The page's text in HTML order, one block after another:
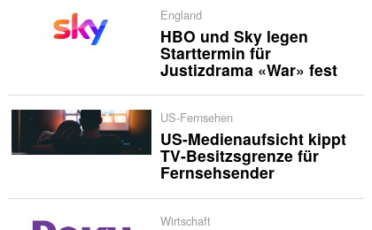
England
HBO und Sky legen
Starttermin für
Justizdrama «War» fest
US-Fernsehen
US-Medienaufsicht kippt
TV-Besitzsgrenze für
Fernsehsender
Wirtschaft